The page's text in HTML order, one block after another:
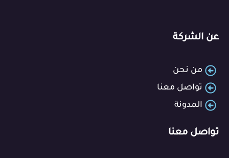
عن الشركة
من نحن
تواصل معنا
المدونة
تواصل معنا